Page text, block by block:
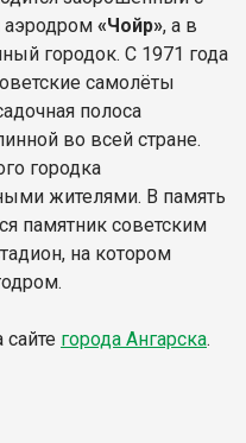
аэродром «Чойр», а в
городок. С 1971 года
самолёты
полоса
во всей стране.
городка
жителями. В память
памятник советским
на котором
города Ангарска.